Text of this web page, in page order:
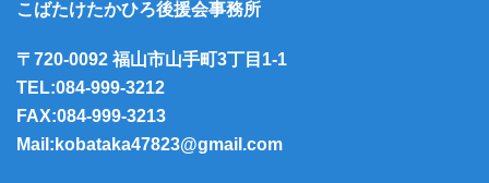
こばたけたかひろ後援会事務所
〒720-0092 福山市山手町3丁目1-1
TEL:084-999-3212
FAX:084-999-3213
Mail:kobataka47823@gmail.com